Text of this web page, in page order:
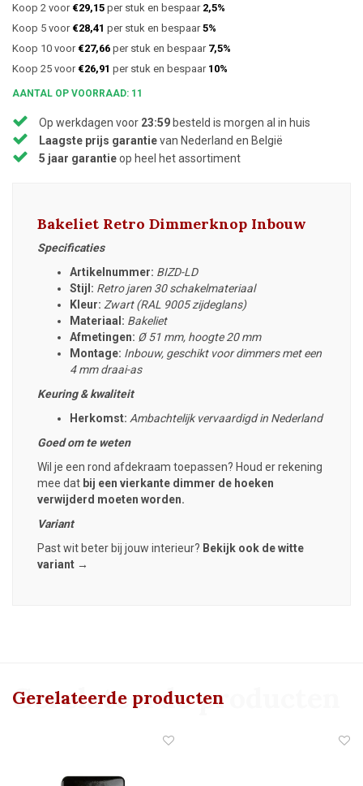
Koop 2 voor €29,15 per stuk en bespaar 2,5%
Koop 5 voor €28,41 per stuk en bespaar5%
Koop 10 voor €27,66 per stuk en bespaar 7,5%
Koop 25 voor €26,91 per stuk en bespaar 10%
AANTAL OP VOORRAAD: 11
Op werkdagen voor 23:59 besteld is morgen al in huis
Laagste prijs garantievan Nederland en België
5 jaar garantieop heel het assortiment
Bakeliet Retro Dimmerknop Inbouw
Specificaties
Artikelnummer: BIZD-LD
Stijl: Retro jaren 30 schakelmateriaal
Kleur: Zwart (RAL 9005 zijdeglans)
Materiaal: Bakeliet
Afmetingen: Ø 51 mm, hoogte 20 mm
Montage: Inbouw, geschikt voor dimmers met een
4 mm draai-as
Keuring & kwaliteit
Herkomst: Ambachtelijk vervaardigd in Nederland
Goed om te weten
Wil je een rond afdekraam toepassen? Houd er rekening
mee dat bij een vierkante dimmer de hoeken
verwijderd moeten worden.
Variant
Past wit beter bij jouw interieur? Bekijk ook de witte
variant →
Gerelateerde producten
Gerelateerde producten